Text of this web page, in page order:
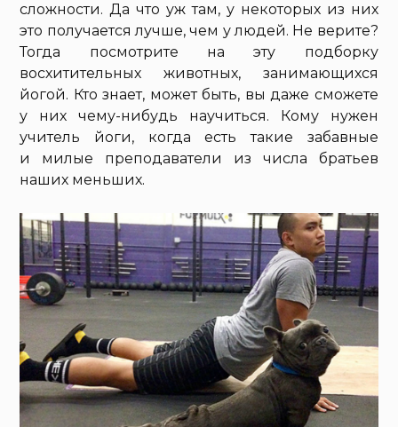
сложности. Да что уж там, у некоторых из них
это получается лучше, чем у людей. Не верите?
Тогда посмотрите на эту подборку
восхитительных животных, занимающихся
йогой. Кто знает, может быть, вы даже сможете
у них чему-нибудь научиться. Кому нужен
учитель йоги, когда есть такие забавные
и милые преподаватели из числа братьев
наших меньших.